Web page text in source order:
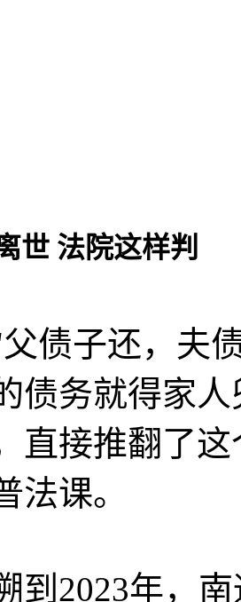
世 法院这样判
债子还，夫
债务就得家
直接推翻了
法课。
到2023年，